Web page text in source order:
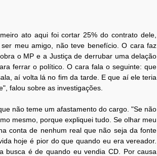
ato aqui foi cortar 25% do contrato dele,
meu amigo, não teve benefício. O cara faz
o MP e a Justiça de derrubar uma delação
ferrar o político. O cara fala o seguinte: que
aí volta lá no fim da tarde. E que aí ele teria
falou sobre as investigações.
não teme um afastamento do cargo. "Se não
mesmo, porque expliquei tudo. Se olhar meu
conta de nenhum real que não seja da fonte
hoje é pior do que quando eu era vereador.
busca é de quando eu vendia CD. Por causa